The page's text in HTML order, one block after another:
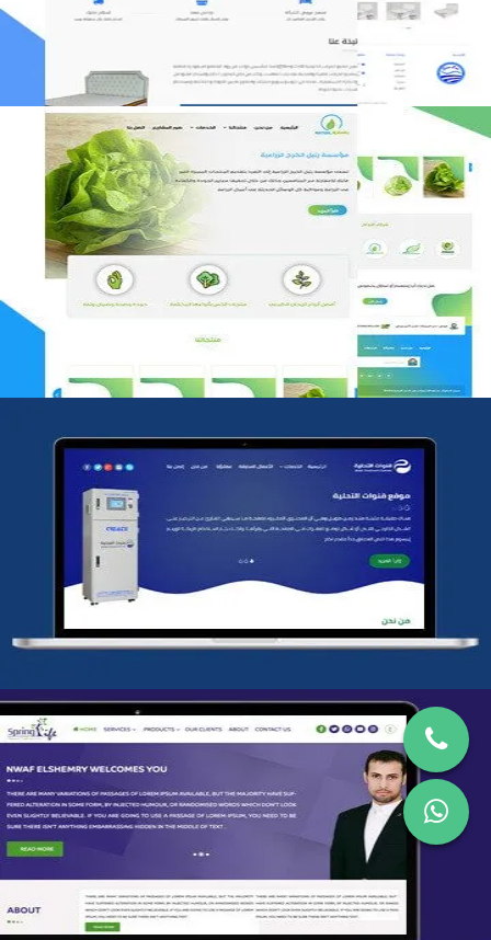
مؤسسة رتيل الخرج الزراعية
التفاصيل
شركة قنوات التحليه
التفاصيل
تصميم spring life